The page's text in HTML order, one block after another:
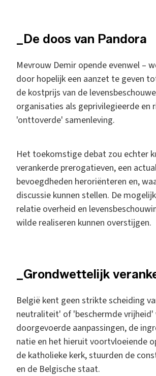
_De doos van Pandora
Mevrouw Demir opende evenwel –
door hopelijk een aanzet te geven
de kostprijs van de
organisaties als geprivilegieerde en
'onttoverde' samenleving.
Het toekomstige debat zou echter
verankerde prerogatieven, een
bevoegdheden heroriënteren en,
discussie kunnen stellen. De
relatie overheid en
wilde realiseren kunnen overstijgen.
_Grondwettelijk
België kent geen strikte scheiding
neutraliteit' of 'beschermde
doorgevoerde aanpassingen, de
natie en het hieruit voortvloeiende
de katholieke kerk, stuurden de
en de Belgische staat.